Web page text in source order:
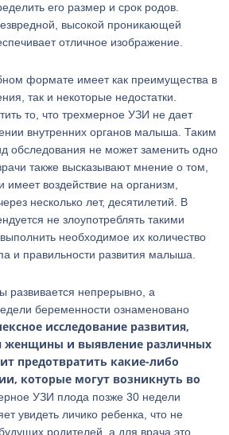
его размер и срок родов.
высокой проникающей
отличное изображение.
формате имеет как преимущества в
так и некоторые недостатки.
то, что трехмерное УЗИ не дает
внутренних органов малыша. Таким
обследования не может заменить одно
также высказывают мнение о том,
имеет воздействие на организм,
несколько лет, десятилетий. В
не злоупотреблять такими
необходимое их количество
и правильности развития малыша.
развивается непрерывно, а
беременности ознаменовано
исследование развития,
женщины и выявление различных
предотвратить какие-либо
которые могут возникнуть во
УЗИ плода позже 30 недели
увидеть личико ребенка, что не
родителей, а для врача это